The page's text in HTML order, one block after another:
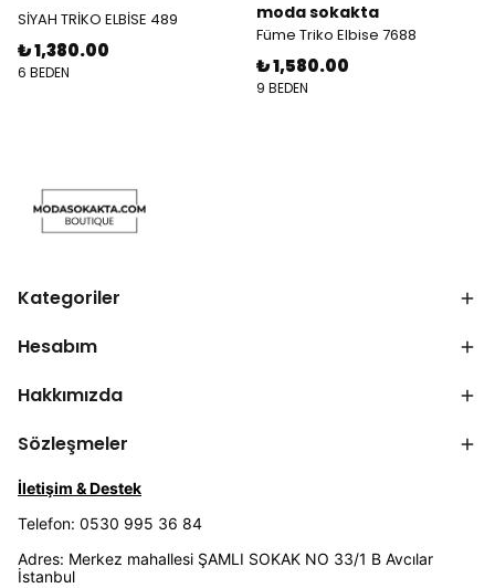
SİYAH TRİKO ELBİSE 489
₺ 1,380.00
6 BEDEN
moda sokakta
Füme Triko Elbise 7688
₺ 1,580.00
9 BEDEN
Kategoriler
Hesabım
Hakkımızda
Sözleşmeler
İletişim & Destek
Telefon: 0530 995 36 84
Adres: Merkez mahallesi ŞAMLI SOKAK NO 33/1 B Avcılar
İstanbul